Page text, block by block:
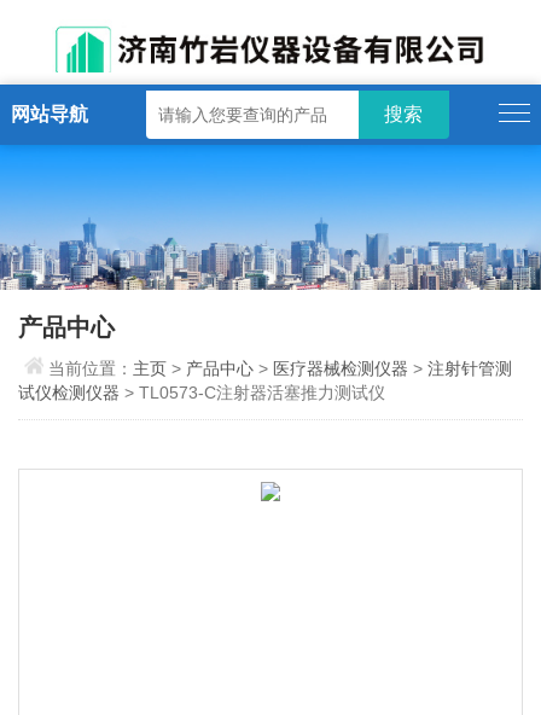
网站导航
产品中心
当前位置： 主页> 产品中心 > 医疗器械检测仪器 >注射针管测
试仪检测仪器 > TL0573-C注射器活塞推力测试仪